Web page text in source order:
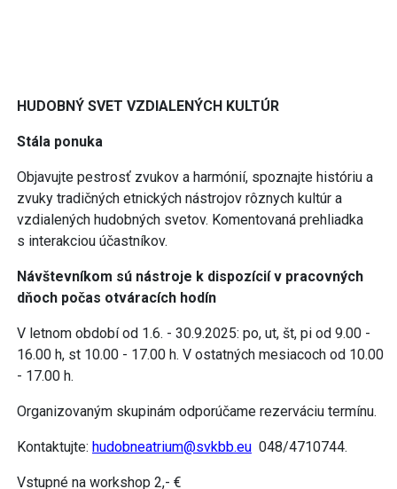
HUDOBNÝ SVET VZDIALENÝCH KULTÚR
Stála ponuka
Objavujte pestrosť zvukov a harmónií, spoznajte históriu a
zvuky tradičných etnických nástrojov rôznych kultúr a
vzdialených hudobných svetov. Komentovaná prehliadka
s interakciou účastníkov.
Návštevníkom sú nástroje k dispozícií v pracovných
dňoch počas otváracích hodín
V letnom období od 1.6. - 30.9.2025: po, ut, št, pi od 9.00 -
16.00 h, st 10.00 - 17.00 h. V ostatných mesiacoch od 10.00
- 17.00 h.
Organizovaným skupinám odporúčame rezerváciu termínu.
Kontaktujte: hudobneatrium@svkbb.eu 048/4710744.
Vstupné na workshop 2,- €